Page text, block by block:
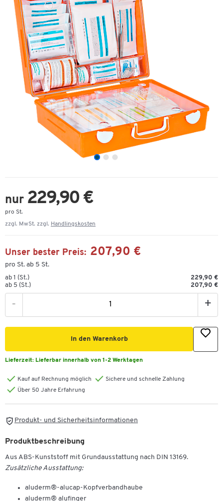
nur 229,90 €
pro St.
zzgl. MwSt. zzgl. Handlingskosten
Unser bester Preis: 207,90 €
pro St. ab 5 St.
ab 1 (St.)
229,90 €
ab 5 (St.)
207,90 €
- +
In den Warenkorb
Lieferzeit: Lieferbar innerhalb von 1-2 Werktagen
Kauf auf Rechnung möglich
Sichere und schnelle Zahlung
Über 50 Jahre Erfahrung
Produkt- und Sicherheitsinformationen
Produktbeschreibung
Aus ABS-Kunststoff mit Grundausstattung nach DIN 13169.
Zusätzliche Ausstattung:
aluderm®-alucap-Kopfverbandhaube
aluderm® alufinger